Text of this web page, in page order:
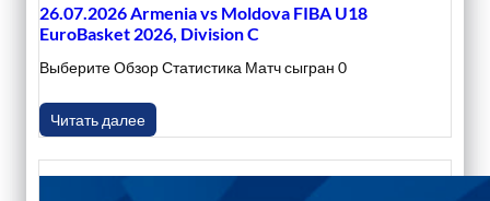
26.07.2026 Armenia vs Moldova FIBA U18
EuroBasket 2026, Division C
Выберите Обзор Статистика Матч сыгран 0
Читать далее